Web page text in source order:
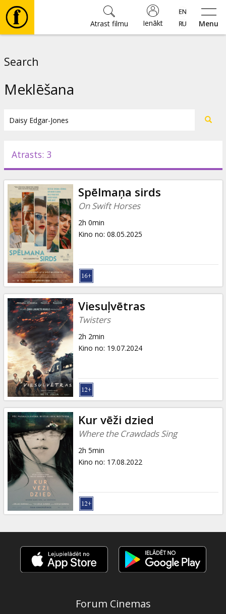
Menu
Ienākt
Atrast filmu
Pasākumi
Ziņas
Dāvanu
kartes
Uzkodas
B2B
Kino
Klubs
Search
Meklēšana
Atrasts: 3
Spēlmaņa sirds
On Swift Horses
2h 0min
Kino no: 08.05.2025
Viesuļvētras
Twisters
2h 2min
Kino no: 19.07.2024
Kur vēži dzied
Where the Crawdads Sing
2h 5min
Kino no: 17.08.2022
Forum Cinemas